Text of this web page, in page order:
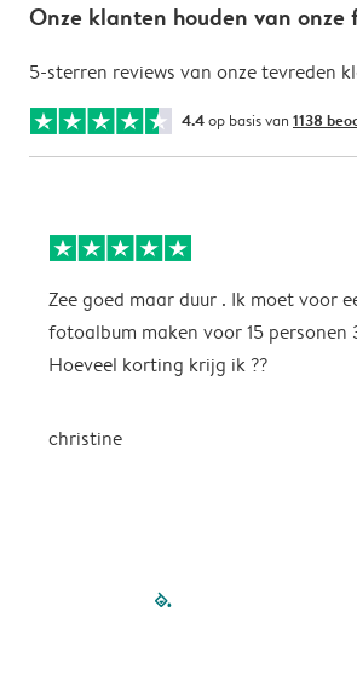
Onze klanten houden van
5-sterren reviews van onze tevreden
4.4op basis van 1138
Zee goed maar duur . Ik moet voor
fotoalbum maken voor 15 personen
Hoeveel korting krijg ik ??
christine
filled-